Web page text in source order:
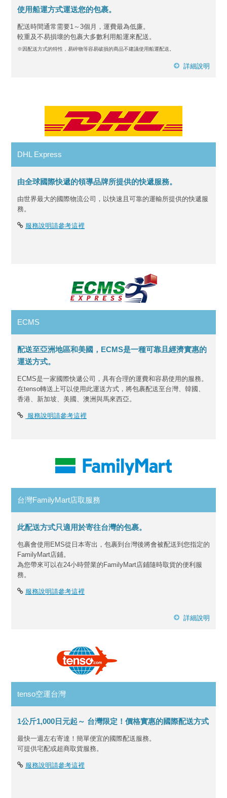
使用船運方式運送您的包裹。
配送時間通常需要1～3個月，運費最為低廉。
較重及不易損壞的包裹大多數利用船運來配送。
※因配送方式的特性，易碎物等容易破損的商品不建議使用船運配送。
詳細說明
DHL Express
由全球國際快遞的領導品牌所提供的快遞服務。
由世界最大的國際物流公司，以快速且可靠的運輸所提供的快遞服
務。
服務說明請參考這裡
ECMS
配送至亞洲地區和美國，ECMS是一種可靠且經濟實惠的
運送方式。
ECMS是一家國際快遞公司，具有合理的運費和容易使用的服務。
在tenso轉送上可以使用此運送方式，將包裹配送至台灣、韓國、
香港、新加坡、美國、澳洲與馬來西亞。
服務說明請參考這裡
台灣FamilyMart店取服務
此配送方式只適用於寄往台灣的包裹。
包裹會使用EMS從日本寄出，包裹到台灣後將會被配送到您指定的
FamilyMart店鋪。
為您帶來可以在24小時營業的FamilyMart店鋪隨時取貨的便利服
務。
服務說明請參考這裡
詳細說明
tenso空運台灣
1公斤1,000日元起～ 台灣限定！價格實惠的國際配送方式
最快一週左右寄達！簡單便宜的國際配送服務。
可提供宅配或超商取貨服務。
服務說明請參考這裡